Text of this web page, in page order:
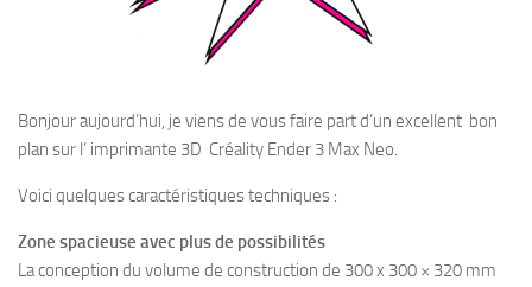
Bonjour aujourd’hui, je viens de vous faire part d’un excellent bon
plan sur l’ imprimante 3D Créality Ender 3 Max Neo.
Voici quelques caractéristiques techniques :
Zone spacieuse avec plus de possibilités
La conception du volume de construction de 300 x 300 × 320 mm